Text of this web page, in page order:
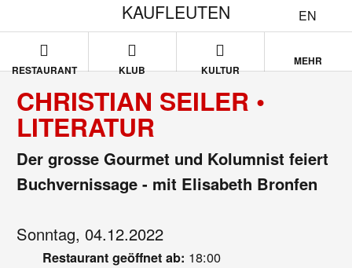
EN
KAUFLEUTEN
RESTAURANT KLUB KULTUR
MEHR
CHRISTIAN SEILER •
LITERATUR
Der grosse Gourmet und Kolumnist feiert
Buchvernissage - mit Elisabeth Bronfen
Sonntag, 04.12.2022
Restaurant geöffnet ab: 18:00